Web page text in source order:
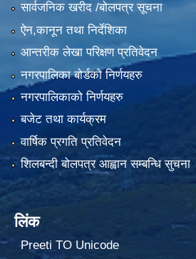
सार्वजनिक खरीद /बोलपत्र सूचना
ऐन,कानून तथा निर्देशिका
आन्तरीक लेखा परिक्षण प्रतिवेदन
नगरपालिका बोर्डको निर्णयहरु
नगरपालिकाको निर्णयहरु
बजेट तथा कार्यक्रम
वार्षिक प्रगति प्रतिवेदन
शिलबन्दी बोलपत्र आह्वान सम्बन्धि सुचना
लिंक
Preeti TO Unicode